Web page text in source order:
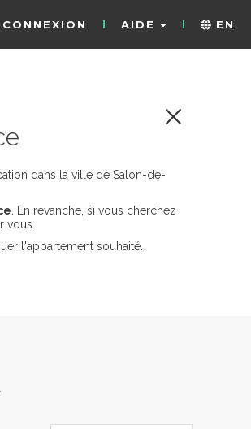
CONNEXION AIDE EN
dans la ville de Salon-de-
. En revanche, si vous cherchez
vous.
l'appartement souhaité.